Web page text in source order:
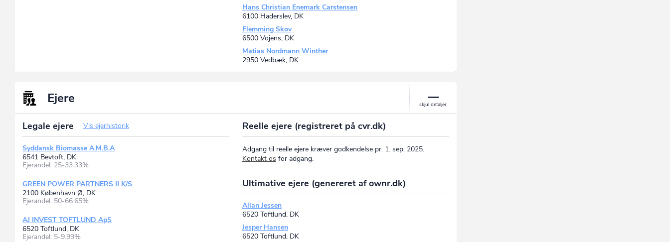
Hans Christian Enemark Carstensen
6100 Haderslev, DK
Flemming Skov
6500 Vojens, DK
Matias Nordmann Winther
2950 Vedbæk, DK
Ejere
Legale ejere Vis ejerhistorik
Syddansk Biomasse A.M.B.A
6541 Bevtoft, DK
Ejerandel: 25-33.33%
GREEN POWER PARTNERS II K/S
2100 København Ø, DK
Ejerandel: 50-66.65%
AJ INVEST TOFTLUND ApS
6520 Toftlund, DK
Ejerandel: 5-9.99%
Reelle ejere (registreret på cvr.dk)
Adgang til reelle ejere kræver godkendelse pr. 1. sep. 2025.
Kontakt os for adgang.
Ultimative ejere (genereret af ownr.dk)
Allan Jessen
6520 Toftlund, DK
Jesper Hansen
6520 Toftlund, DK